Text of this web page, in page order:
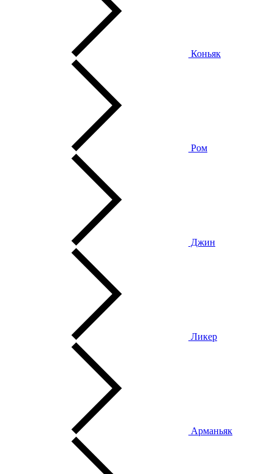
Коньяк
Ром
Джин
Ликер
Арманьяк